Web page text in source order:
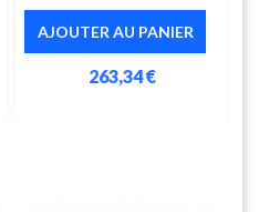
AJOUTER AU PANIER
263,34 €